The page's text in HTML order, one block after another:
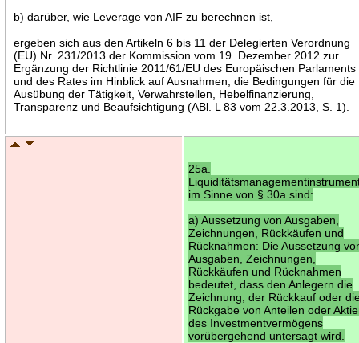
b) darüber, wie Leverage von AIF zu berechnen ist,
ergeben sich aus den Artikeln 6 bis 11 der Delegierten Verordnung
(EU) Nr. 231/2013 der Kommission vom 19. Dezember 2012 zur
Ergänzung der Richtlinie 2011/61/EU des Europäischen Parlaments
und des Rates im Hinblick auf Ausnahmen, die Bedingungen für die
Ausübung der Tätigkeit, Verwahrstellen, Hebelfinanzierung,
Transparenz und Beaufsichtigung (ABl. L 83 vom 22.3.2013, S. 1).
25a.
im Sinne von § 30a sind:
a) Aussetzung von Ausgaben,
Zeichnungen, Rückkäufen und
Rücknahmen: Die Aussetzung
Ausgaben, Zeichnungen,
Rückkäufen und Rücknahmen
bedeutet, dass den Anlegern die
Zeichnung, der Rückkauf oder
Rückgabe von Anteilen oder
des Investmentvermögens
vorübergehend untersagt wird.